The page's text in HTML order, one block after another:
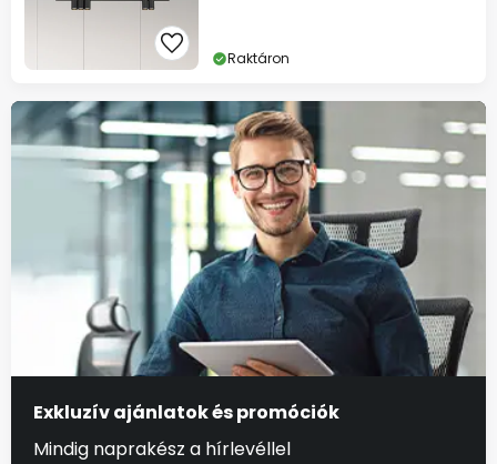
Raktáron
Exkluzív ajánlatok és promóciók
Mindig naprakész a hírlevéllel